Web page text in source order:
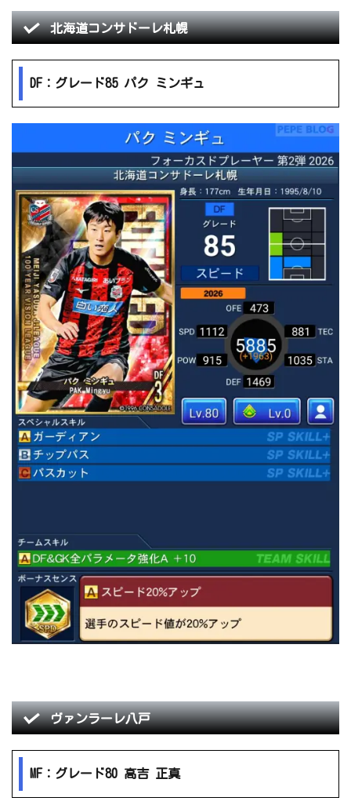
北海道コンサドーレ札幌
DF：グレード85 パク ミンギュ
ヴァンラーレ八戸
MF：グレード80 高吉 正真